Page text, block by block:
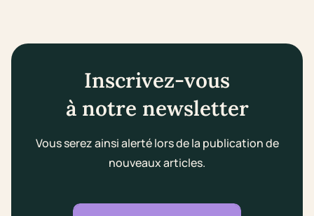
Inscrivez-vous
à notre newsletter
Vous serez ainsi alerté lors de la publication de
nouveaux articles.